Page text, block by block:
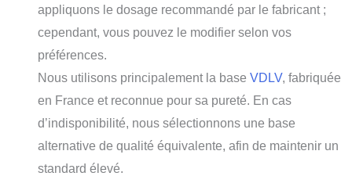
appliquons le dosage recommandé par le fabricant ;
cependant, vous pouvez le modifier selon vos
préférences.
Nous utilisons principalement la base VDLV, fabriquée
en France et reconnue pour sa pureté. En cas
d’indisponibilité, nous sélectionnons une base
alternative de qualité équivalente, afin de maintenir un
standard élevé.